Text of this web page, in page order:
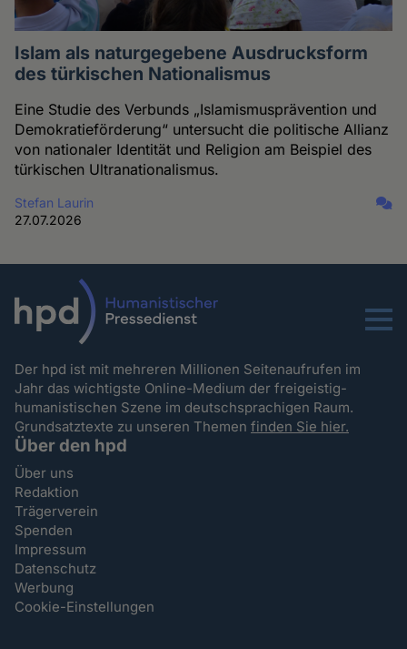
Islam als naturgegebene Ausdrucksform
des türkischen Nationalismus
Eine Studie des Verbunds „Islamismusprävention und
Demokratieförderung“ untersucht die politische Allianz
von nationaler Identität und Religion am Beispiel des
türkischen Ultranationalismus.
Stefan Laurin
27.07.2026
Menu
Der hpd ist mit mehreren Millionen Seitenaufrufen im
Jahr das wichtigste Online-Medium der freigeistig-
humanistischen Szene im deutschsprachigen Raum.
Grundsatztexte zu unseren Themenfinden Sie hier.
Über den hpd
Über uns
Redaktion
Trägerverein
Spenden
Impressum
Datenschutz
Werbung
Cookie-Einstellungen